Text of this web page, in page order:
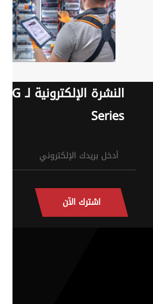
النشرة الإلكترونية لـ G
Series
اشترك الآن